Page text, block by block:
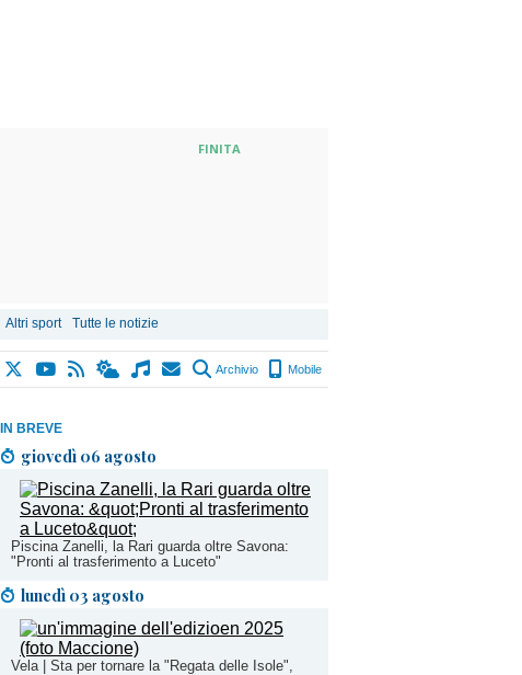
FINITA
Altri sport Tutte le notizie
Archivio Mobile
IN BREVE
giovedì 06 agosto
Piscina Zanelli, la Rari guarda oltre Savona:
"Pronti al trasferimento a Luceto"
lunedì 03 agosto
Vela | Sta per tornare la "Regata delle Isole",